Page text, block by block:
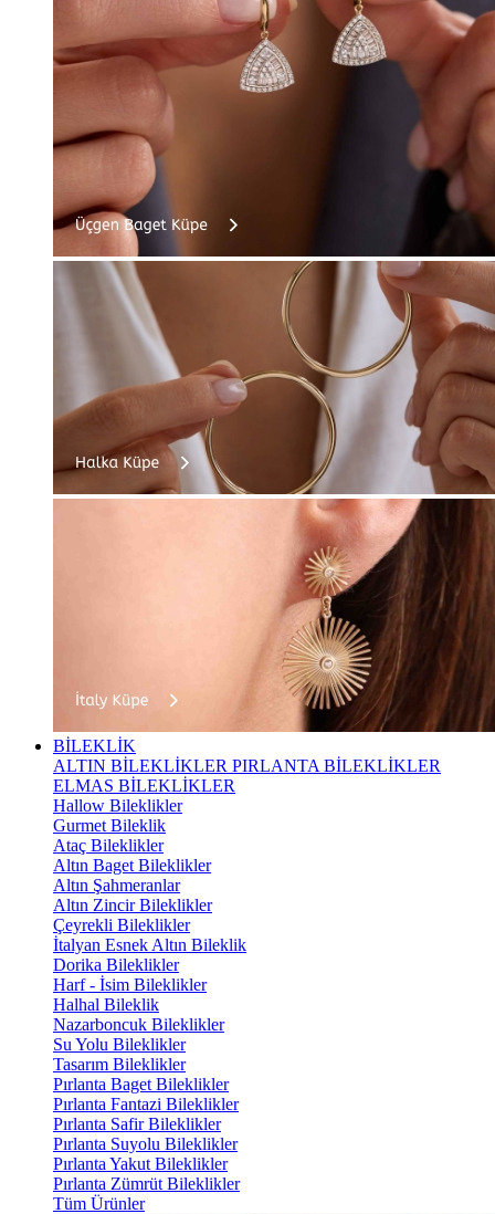
BİLEKLİK
ALTIN BİLEKLİKLER PIRLANTA BİLEKLİKLER
ELMAS BİLEKLİKLER
Hallow Bileklikler
Gurmet Bileklik
Ataç Bileklikler
Altın Baget Bileklikler
Altın Şahmeranlar
Altın Zincir Bileklikler
Çeyrekli Bileklikler
İtalyan Esnek Altın Bileklik
Dorika Bileklikler
Harf - İsim Bileklikler
Halhal Bileklik
Nazarboncuk Bileklikler
Su Yolu Bileklikler
Tasarım Bileklikler
Pırlanta Baget Bileklikler
Pırlanta Fantazi Bileklikler
Pırlanta Safir Bileklikler
Pırlanta Suyolu Bileklikler
Pırlanta Yakut Bileklikler
Pırlanta Zümrüt Bileklikler
Tüm Ürünler